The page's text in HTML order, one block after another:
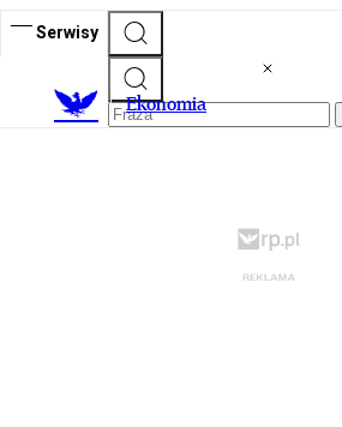
Serwisy
Ekonomia